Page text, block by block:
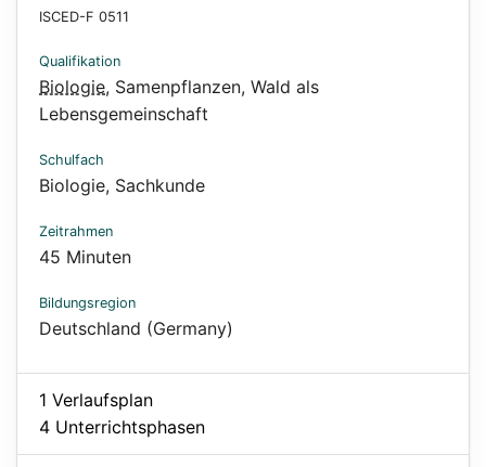
ISCED-F 0511
Qualifikation
Biologie, Samenpflanzen, Wald als
Lebensgemeinschaft
Schulfach
Biologie, Sachkunde
Zeitrahmen
45 Minuten
Bildungsregion
Deutschland (Germany)
1 Verlaufsplan
4 Unterrichtsphasen